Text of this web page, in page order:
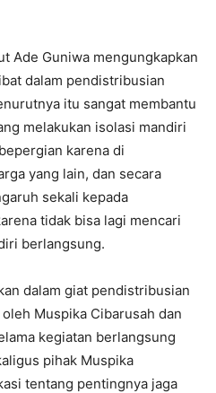
Ade Guniwa mengungkapkan
dalam pendistribusian
itu sangat membantu
melakukan isolasi mandiri
karena di
yang lain, dan secara
sekali kepada
tidak bisa lagi mencari
berlangsung.
dalam giat pendistribusian
Muspika Cibarusah dan
kegiatan berlangsung
pihak Muspika
tentang pentingnya jaga